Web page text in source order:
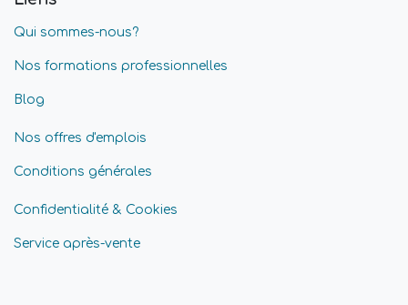
Qui sommes-nous?
Nos formations professionnelles
Blog
Nos offres d'emplois
Conditions générales
Confidentialité & Cookies
Service après-vente